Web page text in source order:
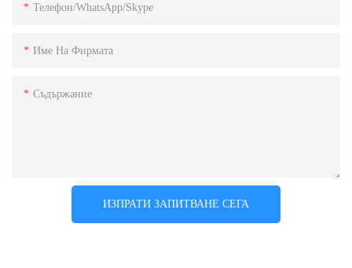
Телефон/WhatsApp/Skype
Име На Фирмата
Съдържание
ИЗПРАТИ ЗАПИТВАНЕ СЕГА